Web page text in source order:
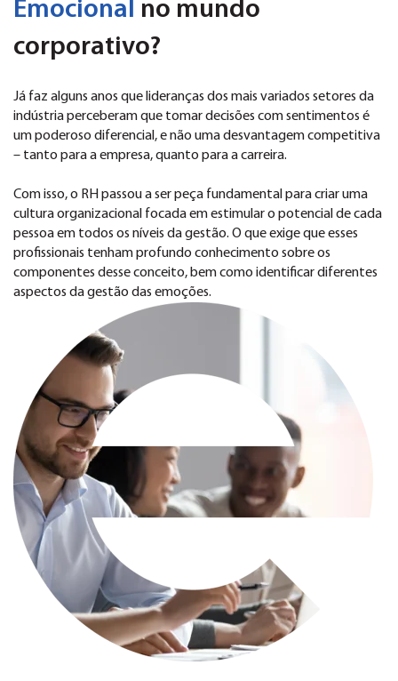
Emocional no mundo
corporativo?
Já faz alguns anos que lideranças dos mais variados setores da
indústria perceberam que tomar decisões com sentimentos é
um poderoso diferencial, e não uma desvantagem competitiva
– tanto para a empresa, quanto para a carreira.
Com isso, o RH passou a ser peça fundamental para criar uma
cultura organizacional focada em estimular o potencial de cada
pessoa em todos os níveis da gestão. O que exige que esses
profissionais tenham profundo conhecimento sobre os
componentes desse conceito, bem como identificar diferentes
aspectos da gestão das emoções.